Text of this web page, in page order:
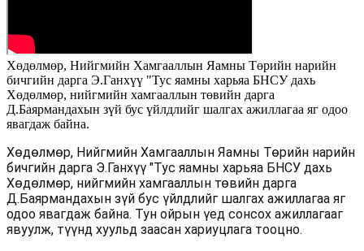
Хөдөлмөр, Нийгмийн Хамгааллын Яамны Төрийн нарийн
бичгийн дарга Э.Ганхүү "Тус яамны харьяа БНСУ дахь
Хөдөлмөр, нийгмийн хамгааллын төвийн дарга
Д.Баярмандахын зүй бус үйлдлийг шалгах ажиллагаа яг одоо
явагдаж байна.
Хөдөлмөр, Нийгмийн Хамгааллын Яамны Төрийн нарийн
бичгийн дарга Э.Ганхүү "Тус яамны харьяа БНСУ дахь
Хөдөлмөр, нийгмийн хамгааллын төвийн дарга
Д.Баярмандахын зүй бус үйлдлийг шалгах ажиллагаа яг
одоо явагдаж байна. Тун ойрын үед сонсох ажиллагааг
явуулж, түүнд хуульд заасан хариуцлага тооцно.